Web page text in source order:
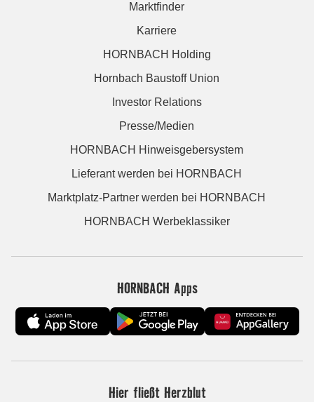
Marktfinder
Karriere
HORNBACH Holding
Hornbach Baustoff Union
Investor Relations
Presse/Medien
HORNBACH Hinweisgebersystem
Lieferant werden bei HORNBACH
Marktplatz-Partner werden bei HORNBACH
HORNBACH Werbeklassiker
HORNBACH Apps
Hier fließt Herzblut